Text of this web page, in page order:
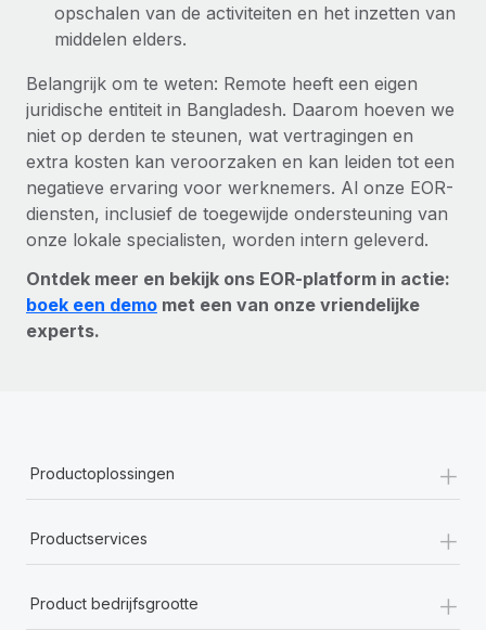
opschalen van de activiteiten en het inzetten van
middelen elders.
Belangrijk om te weten: Remote heeft een eigen
juridische entiteit in Bangladesh. Daarom hoeven we
niet op derden te steunen, wat vertragingen en
extra kosten kan veroorzaken en kan leiden tot een
negatieve ervaring voor werknemers. Al onze EOR-
diensten, inclusief de toegewijde ondersteuning van
onze lokale specialisten, worden intern geleverd.
Ontdek meer en bekijk ons EOR-platform in actie:
boek een demo met een van onze vriendelijke
experts.
Productoplossingen +
Productservices +
Product bedrijfsgrootte +